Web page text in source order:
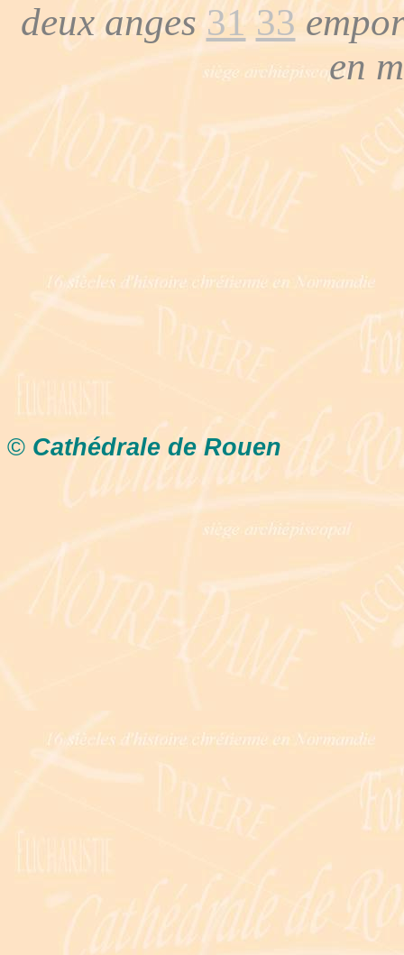
deux anges31 33
en
© Cathédrale de Rouen